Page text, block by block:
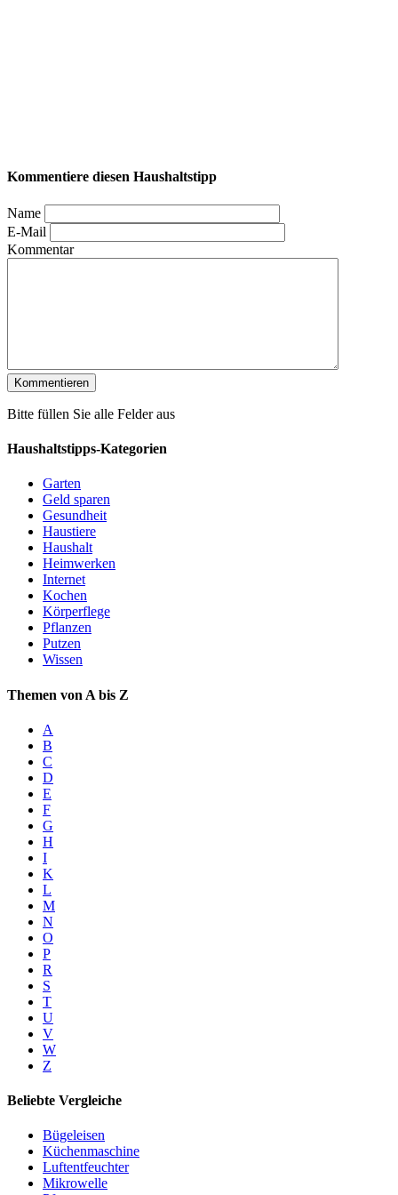
Kommentiere diesen Haushaltstipp
Name
E-Mail
Kommentar
Bitte füllen Sie alle Felder aus
Haushaltstipps-Kategorien
Garten
Geld sparen
Gesundheit
Haustiere
Haushalt
Heimwerken
Internet
Kochen
Körperflege
Pflanzen
Putzen
Wissen
Themen von A bis Z
A
B
C
D
E
F
G
H
I
K
L
M
N
O
P
R
S
T
U
V
W
Z
Beliebte Vergleiche
Bügeleisen
Küchenmaschine
Luftentfeuchter
Mikrowelle